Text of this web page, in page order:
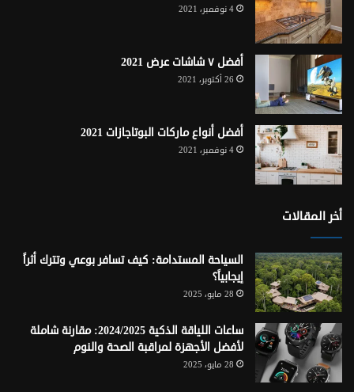
4 نوفمبر، 2021
أفضل ٧ شاشات عرض 2021
26 أكتوبر، 2021
أفضل أنواع ماركات البوتاجازات 2021
4 نوفمبر، 2021
أخر المقالات
السياحة المستدامة: كيف تسافر بوعي وتترك أثراً
إيجابياً؟
28 مايو، 2025
ساعات اللياقة الذكية 2024/2025: مقارنة شاملة
لأفضل الأجهزة لمراقبة الصحة والنوم
28 مايو، 2025